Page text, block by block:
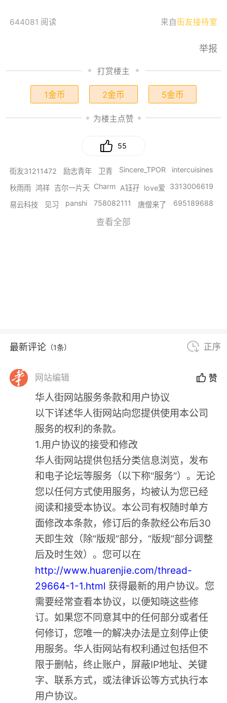
644081 阅读 来自街友接待室
举报
打赏楼主
1金币 2金币 5金币
为楼主点赞
55
街友31211472 励志青年 卫青 Sincere_TPOR intercuisines
秋雨雨 鸿祥 吉尔一片天 Charm A钰孖 love爱 3313006619
易云科技 见习 panshi 758082111 唐僧来了 695189688
查看全部
最新评论 （1条） 正序
网站编辑 赞
华人街网站服务条款和用户协议
以下详述华人街网站向您提供使用本公司
服务的权利的条款。
1.用户协议的接受和修改
华人街网站提供包括分类信息浏览，发布
和电子论坛等服务（以下称“服务”）。无论
您以任何方式使用服务，均被认为您已经
阅读和接受本协议。本公司有权随时单方
面修改本条款，修订后的条款经公布后30
天即生效（除“版规”部分，“版规”部分调整
后及时生效）。您可以在
http://www.huarenjie.com/thread-
29664-1-1.html 获得最新的用户协议。您
需要经常查看本协议，以便知晓这些修
订。如果您不同意其中的任何部分或者任
何修订，您唯一的解决办法是立刻停止使
用服务。华人街网站有权利通过包括但不
限于删帖，终止账户，屏蔽IP地址、关键
字、联系方式，或法律诉讼等方式执行本
用户协议。